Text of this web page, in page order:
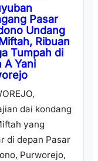
Pasar
Undang
Ribuan
Tumpah di
A Yani
dai kondang
yang
di depan Pasar
Purworejo,